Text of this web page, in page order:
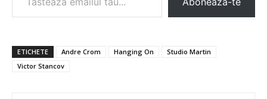
ETICHETE Andre Crom Hanging On
Studio Martin
Victor Stancov